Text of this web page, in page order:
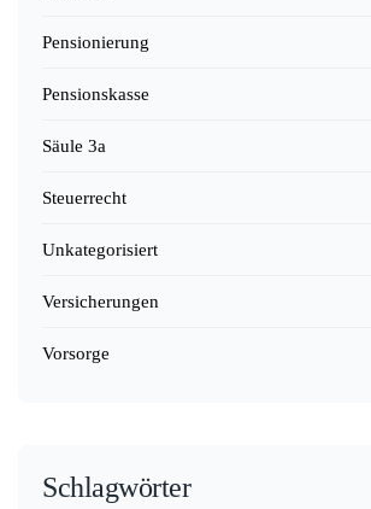
Pensionierung
Pensionskasse
Säule 3a
Steuerrecht
Unkategorisiert
Versicherungen
Vorsorge
Schlagwörter